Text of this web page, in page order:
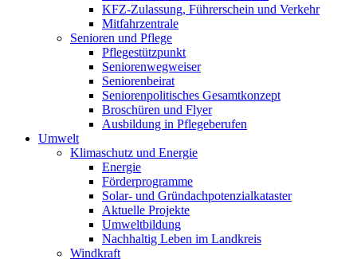
KFZ-Zulassung, Führerschein und Verkehr
Mitfahrzentrale
Senioren und Pflege
Pflegestützpunkt
Seniorenwegweiser
Seniorenbeirat
Seniorenpolitisches Gesamtkonzept
Broschüren und Flyer
Ausbildung in Pflegeberufen
Umwelt
Klimaschutz und Energie
Energie
Förderprogramme
Solar- und Gründachpotenzialkataster
Aktuelle Projekte
Umweltbildung
Nachhaltig Leben im Landkreis
Windkraft